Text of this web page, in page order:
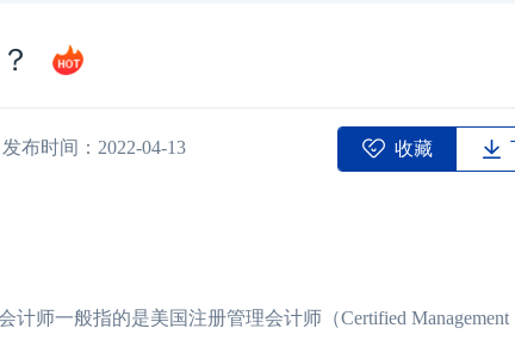
发布时间：2022-04-13 收藏
一般指的是美国注册管理会计师（Certified Management